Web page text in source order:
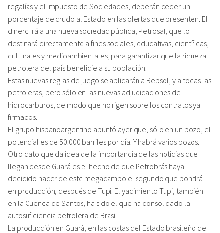
regalías y el Impuesto de Sociedades, deberán ceder un
porcentaje de crudo al Estado en las ofertas que presenten. El
dinero irá a una nueva sociedad pública, Petrosal, que lo
destinará directamente a fines sociales, educativas, científicas,
culturales y medioambientales, para garantizar que la riqueza
petrolera del país beneficie a su población.
Estas nuevas reglas de juego se aplicarán a Repsol, y a todas las
petroleras, pero sólo en las nuevas adjudicaciones de
hidrocarburos, de modo que no rigen sobre los contratos ya
firmados.
El grupo hispanoargentino apuntó ayer que, sólo en un pozo, el
potencial es de 50.000 barriles por día. Y habrá varios pozos.
Otro dato que da idea de la importancia de las noticias que
llegan desde Guará es el hecho de que Petrobrás haya
decidido hacer de este megacampo el segundo que pondrá
en producción, después de Tupi. El yacimiento Tupi, también
en la Cuenca de Santos, ha sido el que ha consolidado la
autosuficiencia petrolera de Brasil.
La producción en Guará, en las costas del Estado brasileño de